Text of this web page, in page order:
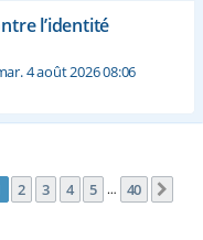
l’identité
4 août 2026 08:06
1sur40
2 3 4 5 … 40